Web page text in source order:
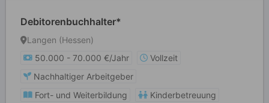
Debitorenbuchhalter*
Langen (Hessen)
50.000 - 70.000 €/Jahr
Vollzeit
Nachhaltiger Arbeitgeber
Fort- und Weiterbildung
Kinderbetreuung